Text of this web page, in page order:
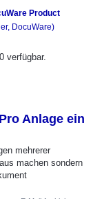
Product
DocuWare)
verfügbar.
Anlage ein
mehrerer
machen sondern